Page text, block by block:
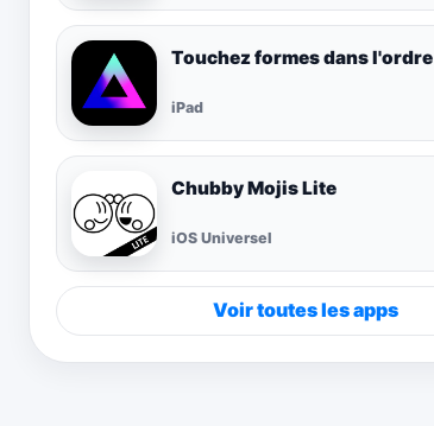
Touchez formes dans l'ordre
iPad
Chubby Mojis Lite
iOS Universel
Voir toutes les apps